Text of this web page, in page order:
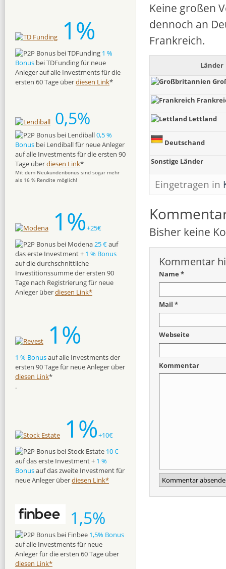
Keine großen
dennoch an
Frankreich.
Länder
Lettland
Deutschand
Sonstige Länder
Eingetragen in
Bisher keine
Kommentar
Name *
Mail *
Webseite
Kommentar
1%
1 %
Bonus bei TDFunding für neue
Anleger auf alle Investments für die
ersten 60 Tage überdiesen Link*
0,5%
0,5 %
Bonus bei Lendiball für neue Anleger
auf alle Investments für die ersten 90
Tage überdiesen Link*
Mit dem Neukundenbonus sind sogar mehr
als 16 % Rendite möglich!
1%+25€
25 €auf
das erste Investment + 1 % Bonus
auf die durchschnittliche
Investitionssumme der ersten 90
Tage nach Registrierung für neue
Anleger überdiesen Link*
1%
1 % Bonusauf alle Investments der
ersten 90 Tage für neue Anleger über
diesen Link*
.
1%+10€
10 €
auf das erste Investment + 1 %
Bonusauf das zweite Investment für
neue Anleger überdiesen Link*
1,5%
1,5% Bonus
auf alle Investments für neue
Anleger für die ersten 60 Tage über
diesen Link*